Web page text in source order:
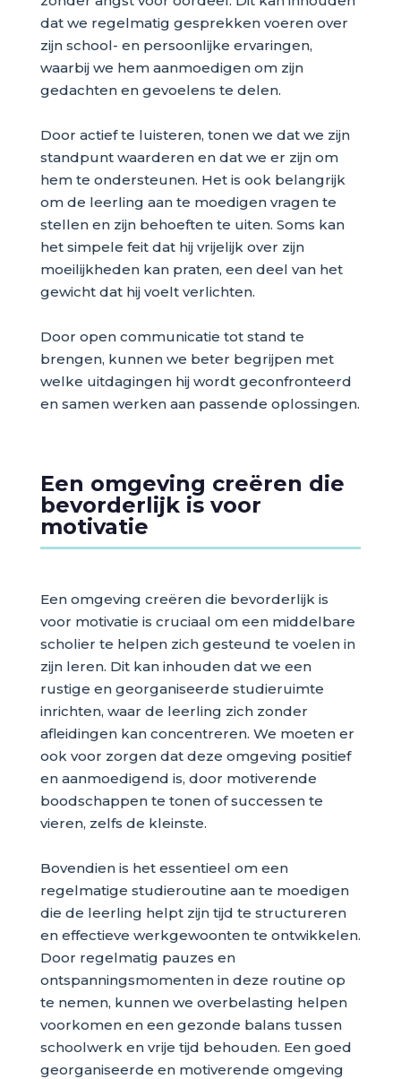
dat we regelmatig gesprekken voeren over
zijn school- en persoonlijke ervaringen,
waarbij we hem aanmoedigen om zijn
gedachten en gevoelens te delen.
Door actief te luisteren, tonen we dat we zijn
standpunt waarderen en dat we er zijn om
hem te ondersteunen. Het is ook belangrijk
om de leerling aan te moedigen vragen te
stellen en zijn behoeften te uiten. Soms kan
het simpele feit dat hij vrijelijk over zijn
moeilijkheden kan praten, een deel van het
gewicht dat hij voelt verlichten.
Door open communicatie tot stand te
brengen, kunnen we beter begrijpen met
welke uitdagingen hij wordt geconfronteerd
en samen werken aan passende oplossingen.
Een omgeving creëren die
bevorderlijk is voor
motivatie
Een omgeving creëren die bevorderlijk is
voor motivatie is cruciaal om een middelbare
scholier te helpen zich gesteund te voelen in
zijn leren. Dit kan inhouden dat we een
rustige en georganiseerde studieruimte
inrichten, waar de leerling zich zonder
afleidingen kan concentreren. We moeten er
ook voor zorgen dat deze omgeving positief
en aanmoedigend is, door motiverende
boodschappen te tonen of successen te
vieren, zelfs de kleinste.
Bovendien is het essentieel om een
regelmatige studieroutine aan te moedigen
die de leerling helpt zijn tijd te structureren
en effectieve werkgewoonten te ontwikkelen.
Door regelmatig pauzes en
ontspanningsmomenten in deze routine op
te nemen, kunnen we overbelasting helpen
voorkomen en een gezonde balans tussen
schoolwerk en vrije tijd behouden. Een goed
georganiseerde en motiverende omgeving